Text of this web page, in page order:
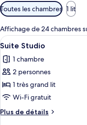
Filtres
disponibles
pour
les
chambres
Toutes les chambres 1 lit
Affichage de 24 chambres
Afficher
toutes
les
photos
pour
ce
type
de
7
Suite Studio
1 chambre
2 personnes
1 très grand lit
Wi-Fi gratuit
Plus de détails
Plus